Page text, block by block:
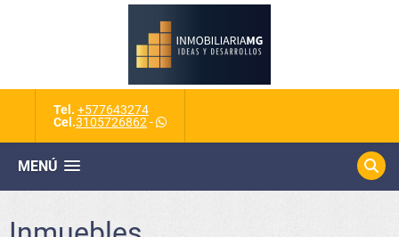
Tel. +577643274
Cel.3105726862 -
MENÚ